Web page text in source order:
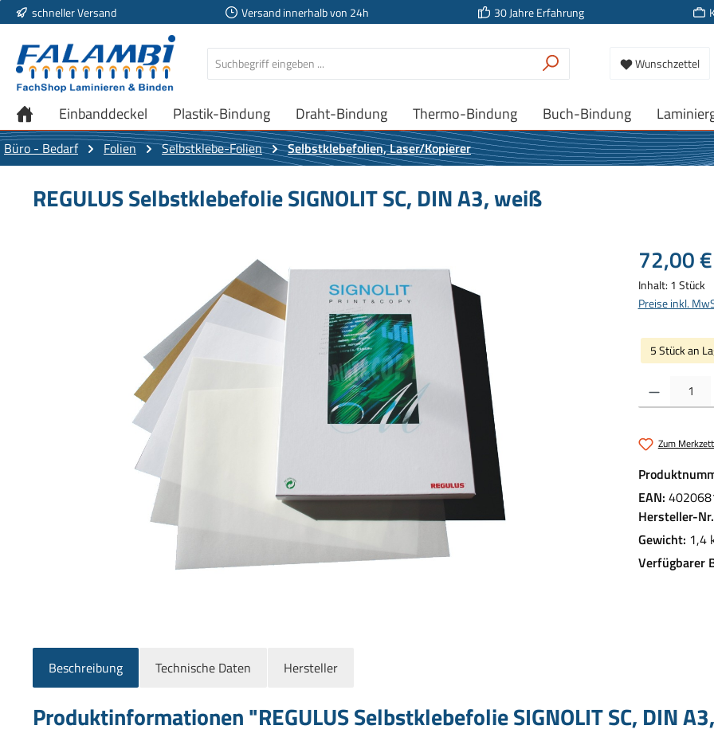
Hauptinhalt springen
Zur Suche springen
Zur Hauptnavigation springen
schneller Versand Versand innerhalb von 24h 30 Jahre Erfahrung
Wunschzettel
Einbanddeckel Plastik-Bindung Draht-Bindung Thermo-Bindung Buch-Bindung
Büro - Bedarf Folien Selbstklebe-Folien Selbstklebefolien, Laser/Kopierer
REGULUS Selbstklebefolie SIGNOLIT SC, DIN A3, weiß
Regulärer Preis:
72,00 €
Inhalt: 1 Stück
Preise inkl.
5 Stück an
Produkt
Zum
EAN:
Hersteller-
Gewicht: 1,4
Verfügbarer
Beschreibung Technische Daten Hersteller
Produktinformationen "REGULUS Selbstklebefolie SIGNOLIT SC, DIN